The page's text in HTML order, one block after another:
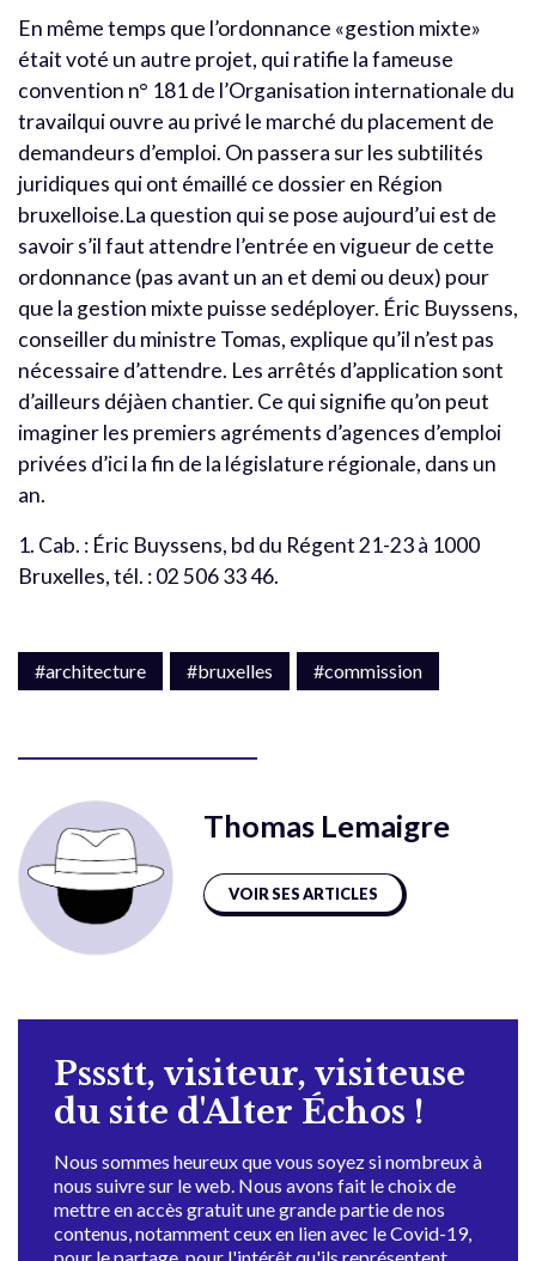
En même temps que l’ordonnance «gestion mixte»
était voté un autre projet, qui ratifie la fameuse
convention n° 181 de l’Organisation internationale du
travailqui ouvre au privé le marché du placement de
demandeurs d’emploi. On passera sur les subtilités
juridiques qui ont émaillé ce dossier en Région
bruxelloise.La question qui se pose aujourd’ui est de
savoir s’il faut attendre l’entrée en vigueur de cette
ordonnance (pas avant un an et demi ou deux) pour
que la gestion mixte puisse sedéployer. Éric Buyssens,
conseiller du ministre Tomas, explique qu’il n’est pas
nécessaire d’attendre. Les arrêtés d’application sont
d’ailleurs déjàen chantier. Ce qui signifie qu’on peut
imaginer les premiers agréments d’agences d’emploi
privées d’ici la fin de la législature régionale, dans un
an.
1. Cab. : Éric Buyssens, bd du Régent 21-23 à 1000
Bruxelles, tél. : 02 506 33 46.
#architecture #bruxelles #commission
Thomas Lemaigre
VOIR SES ARTICLES
Pssstt, visiteur, visiteuse
du site d'Alter Échos !
Nous sommes heureux que vous soyez si nombreux à
nous suivre sur le web. Nous avons fait le choix de
mettre en accès gratuit une grande partie de nos
contenus, notamment ceux en lien avec le Covid-19,